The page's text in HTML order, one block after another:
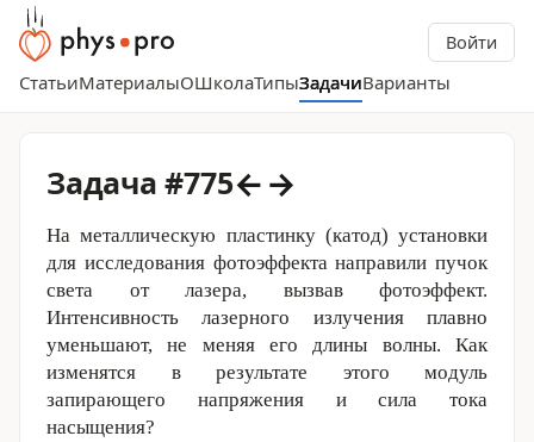
Войти
СтатьиМатериалыОШколаТипыЗадачиВарианты
Задача #775←→
На металлическую пластинку (катод) установки
для исследования фотоэффекта направили пучок
света от лазера, вызвав фотоэффект.
Интенсивность лазерного излучения плавно
уменьшают, не меняя его длины волны. Как
изменятся в результате этого модуль
запирающего напряжения и сила тока
насыщения?